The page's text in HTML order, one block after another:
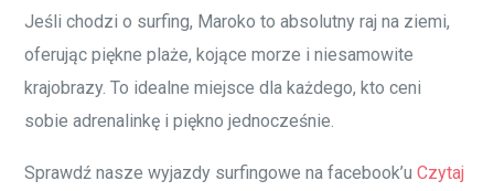
Jeśli chodzi o surfing, Maroko to absolutny raj na ziemi,
oferując piękne plaże, kojące morze i niesamowite
krajobrazy. To idealne miejsce dla każdego, kto ceni
sobie adrenalinkę i piękno jednocześnie.
Sprawdź nasze wyjazdy surfingowe na facebook’uCzytaj